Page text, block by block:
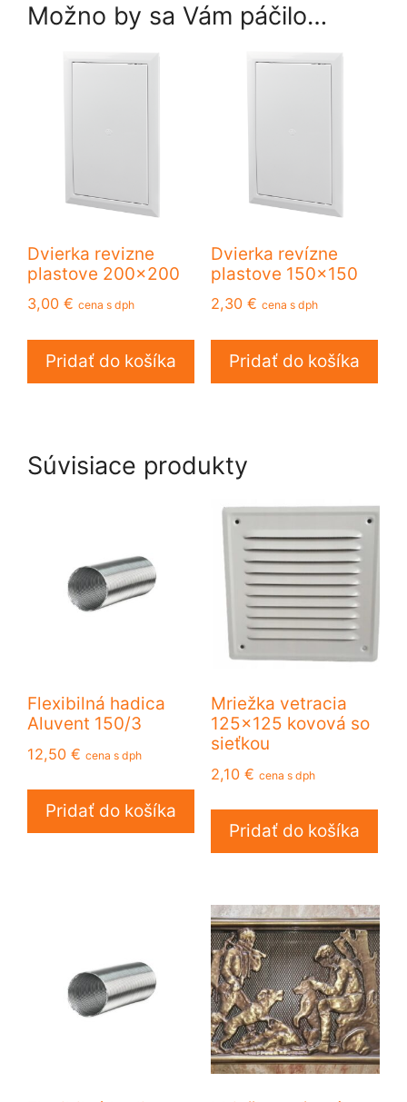
Možno by sa Vám páčilo…
Dvierka revizne
plastove 200×200
3,00 € cena s dph
Pridať do košíka
Dvierka revízne
plastove 150×150
2,30 € cena s dph
Pridať do košíka
Súvisiace produkty
Flexibilná hadica
Aluvent 150/3
12,50 € cena s dph
Pridať do košíka
Mriežka vetracia
125×125 kovová so
sieťkou
2,10 € cena s dph
Pridať do košíka